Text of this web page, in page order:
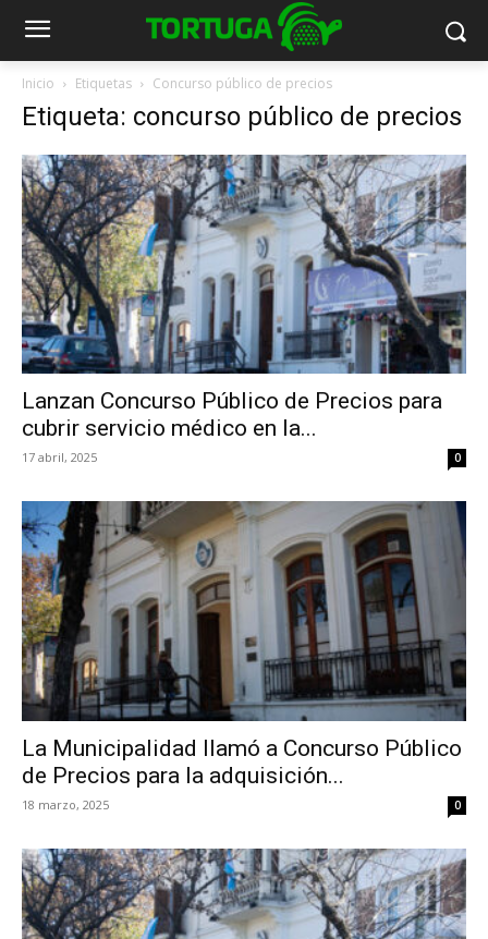
Inicio Etiquetas Concurso público de precios
Etiqueta: concurso público de precios
Lanzan Concurso Público de Precios para
cubrir servicio médico en la...
17 abril, 2025 0
La Municipalidad llamó a Concurso Público
de Precios para la adquisición...
18 marzo, 2025 0